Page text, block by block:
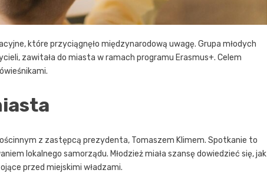
które przyciągnęło międzynarodową uwagę. Grupa młodych
zawitała do miasta w ramach programu Erasmus+. Celem
z zastępcą prezydenta, Tomaszem Klimem. Spotkanie to
lokalnego samorządu. Młodzież miała szansę dowiedzieć się, jak
przed miejskimi władzami.